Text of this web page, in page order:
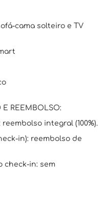
cama solteiro e TV
REEMBOLSO:
integral (100%).
in): reembolso de
check-in: sem